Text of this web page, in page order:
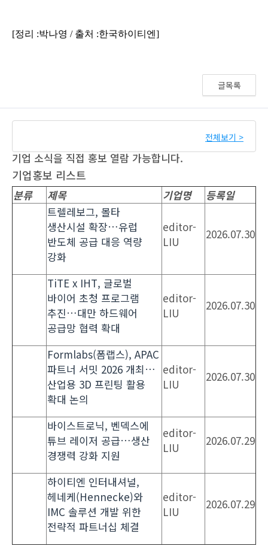
글목록
전체보기 >
기업 소식을 직접 홍보 열람 가능합니다.
기업홍보 리스트
분류 제목 기업명
등록일
트렐레보그, 몰타
생산시설 확장…유럽
반도체 공급 대응 역량
강화
editor-
LIU
2026.07.30
TiTE x IHT, 글로벌
바이어 초청 프로그램
추진…대만 하드웨어
공급망 협력 확대
editor-
LIU
2026.07.30
Formlabs(폼랩스), APAC
파트너 서밋 2026 개최…
산업용 3D 프린팅 활용
확대 논의
editor-
LIU
2026.07.30
바이스트로닉, 벤덱스에
튜브 레이저 공급…생산
경쟁력 강화 지원
editor-
LIU
2026.07.29
하이티엔 인터내셔널,
헤네케(Hennecke)와
IMC 솔루션 개발 위한
전략적 파트너십 체결
editor-
LIU
2026.07.29